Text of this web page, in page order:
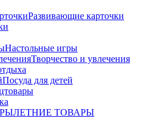
Развивающие карточки
Настольные игры
Творчество и увлечения
Посуда для детей
ЛЕТНИЕ ТОВАРЫ